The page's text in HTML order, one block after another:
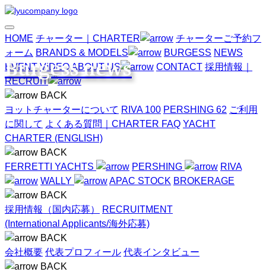
HOME チャーター｜CHARTER
チャーターご予約フ
ォーム BRANDS & MODELS BURGESS NEWS
EVENT VIDEO ABOUT US CONTACT 採用情報｜
RECRUIT
BACK
ヨットチャーターについて RIVA 100 PERSHING 62 ご利用
に関して よくある質問｜CHARTER FAQ YACHT
CHARTER (ENGLISH)
BACK
FERRETTI YACHTS
PERSHING
RIVA
WALLY
APAC STOCK BROKERAGE
BACK
採用情報（国内応募）
RECRUITMENT
(International Applicants/海外応募)
BACK
会社概要 代表プロフィール 代表インタビュー
BACK
Burgess news